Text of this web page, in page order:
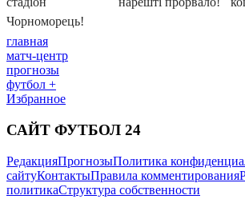
главная
матч-центр
прогнозы
футбол +
Избранное
САЙТ ФУТБОЛ 24
РедакцияПрогнозыПолитика
сайтуКонтактыПравила комментирования
политикаСтруктура собственности